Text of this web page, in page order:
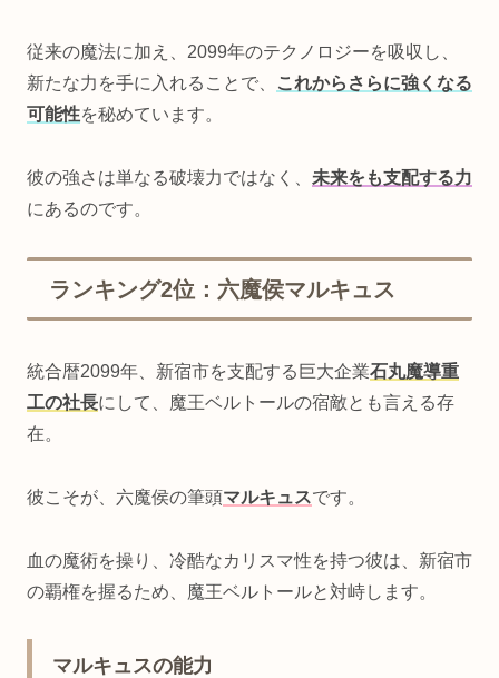
従来の魔法に加え、2099年のテクノロジーを吸収し、
新たな力を手に入れることで、
これからさらに強くなる
可能性を秘めています。
彼の強さは単なる破壊力ではなく、 未来をも支配する力
にあるのです。
ランキング2位：六魔侯マルキュス
統合暦2099年、新宿市を支配する巨大企業石丸魔導重
工の社長にして、魔王ベルトールの宿敵とも言える存
在。
彼こそが、六魔侯の筆頭マルキュスです。
血の魔術を操り、冷酷なカリスマ性を持つ彼は、新宿市
の覇権を握るため、魔王ベルトールと対峙します。
マルキュスの能力